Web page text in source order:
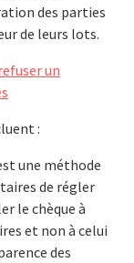
des parties
de leurs lots.
un
:
une méthode
de régler
le chèque à
et non à celui
des